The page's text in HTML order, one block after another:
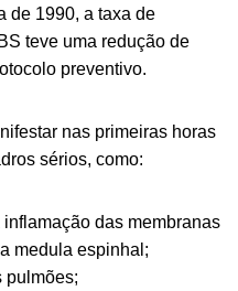
de 1990, a taxa de
teve uma redução de
preventivo.
nas primeiras horas
sérios, como:
inflamação das membranas
medula espinhal;
pulmões;